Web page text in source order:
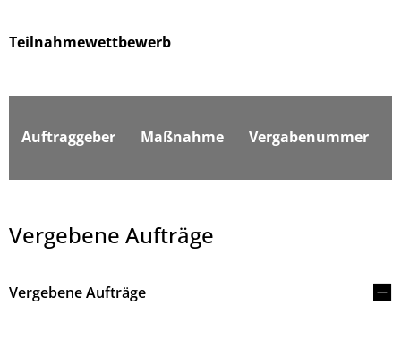
Teilnahmewettbewerb
Auftraggeber Maßnahme Vergabenummer
Vergebene Aufträge
Vergebene Aufträge